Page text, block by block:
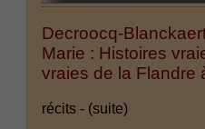
Decroocq-
Marie : Histoires
vraies de la Flandre
récits - (suite)